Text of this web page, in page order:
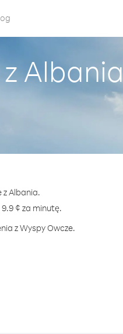
Albania
z Albania.
¢ za minutę.
z Wyspy Owcze.